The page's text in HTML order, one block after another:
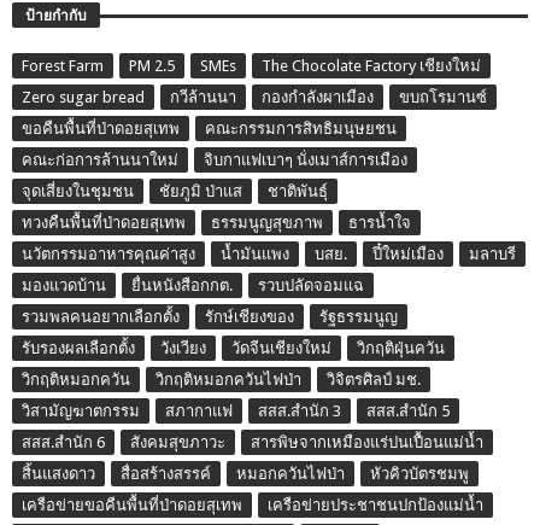
ป้ายกำกับ
Forest Farm PM 2.5 SMEs
The Chocolate Factory เชียงใหม่
Zero sugar bread
กวีล้านนา กองกำลังผาเมือง
ขบถโรมานซ์
ขอคืนพื้นที่ป่าดอยสุเทพ
คณะกรรมการสิทธิมนุษยชน
คณะก่อการล้านนาใหม่
จิบกาแฟเบาๆ นั่งเมาส์การเมือง
จุดเสี่ยงในชุมชน
ชัยภูมิ ป่าแส
ชาติพันธุ์
ทวงคืนพื้นที่ป่าดอยสุเทพ
ธรรมนูญสุขภาพ
ธารน้ำใจ
นวัตกรรมอาหารคุณค่าสูง
น้ำมันแพง บสย. ปี๋ใหม่เมือง
มลาบรี
มองแวดบ้าน
ยื่นหนังสือกกต.
รวบปลัดจอมแฉ
รวมพลคนอยากเลือกตั้ง
รักษ์เชียงของ
รัฐธรรมนูญ
รับรองผลเลือกตั้ง
วังเวียง วัดจีนเชียงใหม่
วิกฤติฝุ่นควัน
วิกฤติหมอกควัน
วิกฤติหมอกควันไฟป่า
วิจิตรศิลป์ มช.
วิสามัญฆาตกรรม
สภากาแฟ สสส.สำนัก 3
สสส.สำนัก 5
สสส.สำนัก 6
สังคมสุขภาวะ
สารพิษจากเหมืองแร่ปนเปื้อนแม่น้ำ
สิ้นแสงดาว
สื่อสร้างสรรค์ หมอกควันไฟป่า
หัวคิวบัตรชมพู
เครือข่ายขอคืนพื้นที่ป่าดอยสุเทพ
เครือข่ายประชาชนปกป้องแม่น้ำ